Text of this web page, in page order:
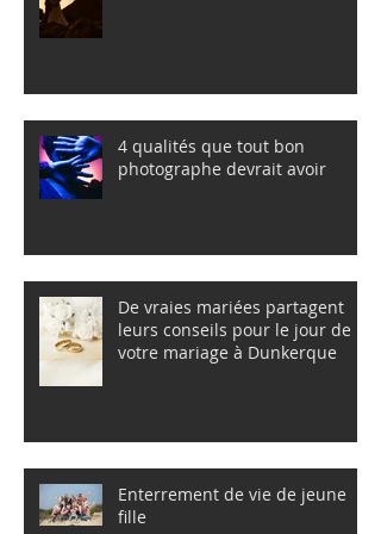
4 qualités que tout bon
photographe devrait avoir
De vraies mariées partagent
leurs conseils pour le jour de
votre mariage à Dunkerque
Enterrement de vie de jeune
fille